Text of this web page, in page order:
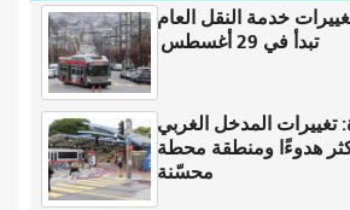
خدمة النقل العام
تبدأ في 29 أغسطس
تغييرات المدخل الغربي
هدوءًا ومنطقة محطة
محسّنة